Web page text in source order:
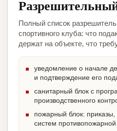
Полный список
спортивного клуба: что
держат на объекте, что
уведомление о начале
и подтверждение его
санитарный блок с
производственного
пожарный блок: приказы,
систем